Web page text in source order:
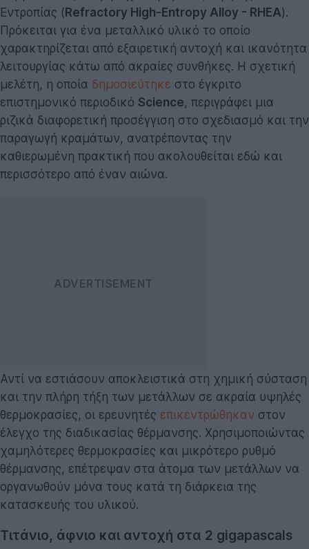
Εντροπίας (Refractory High-Entropy Alloy - RHEA).
Πρόκειται για ένα μεταλλικό υλικό το οποίο
χαρακτηρίζεται από εξαιρετική αντοχή και ικανότητα
λειτουργίας κάτω από ακραίες συνθήκες. Η σχετική
μελέτη, η οποία δημοσιεύτηκε στο έγκριτο
επιστημονικό περιοδικό Science, περιγράφει μια
ριζικά διαφορετική προσέγγιση στο σχεδιασμό και την
παραγωγή κραμάτων, ανατρέποντας την
καθιερωμένη πρακτική που ακολουθείται εδώ και
περισσότερο από έναν αιώνα.
Αντί να εστιάσουν αποκλειστικά στη χημική σύσταση
και την πλήρη τήξη των μετάλλων σε ακραία υψηλές
θερμοκρασίες, οι ερευνητές επικεντρώθηκαν στον
έλεγχο της διαδικασίας θέρμανσης. Χρησιμοποιώντας
χαμηλότερες θερμοκρασίες και μικρότερο ρυθμό
θέρμανσης, επέτρεψαν στα άτομα των μετάλλων να
οργανωθούν μόνα τους κατά τη διάρκεια της
κατασκευής του υλικού.
Τιτάνιο, άφνιο και αντοχή στα 2 gigapascals